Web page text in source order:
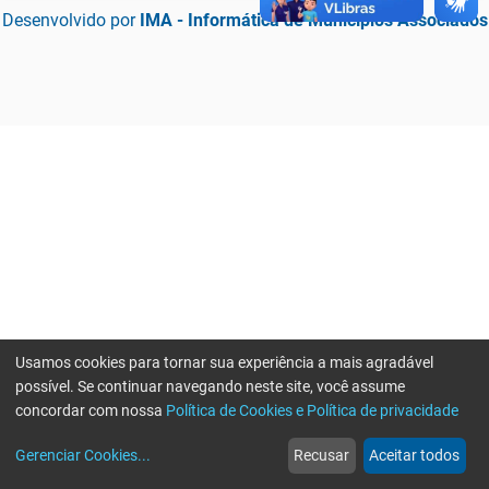
Desenvolvido por IMA - Informática de Municípios Associados
web
Notícias
more_horiz
Mais
Usamos cookies para tornar sua experiência a mais agradável
possível. Se continuar navegando neste site, você assume
concordar com nossa Política de Cookies e Política de privacidade
Gerenciar Cookies... Recusar Aceitar todos
Erro ao enviar informações, por favor tente novamente